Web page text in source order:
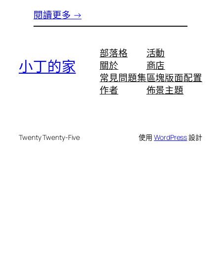
閱讀更多 →
小丁的家
部落格
關於
常見問題集
作者
活動
商店
區塊版面配置
佈景主題
Twenty Twenty-Five 使用WordPress設計